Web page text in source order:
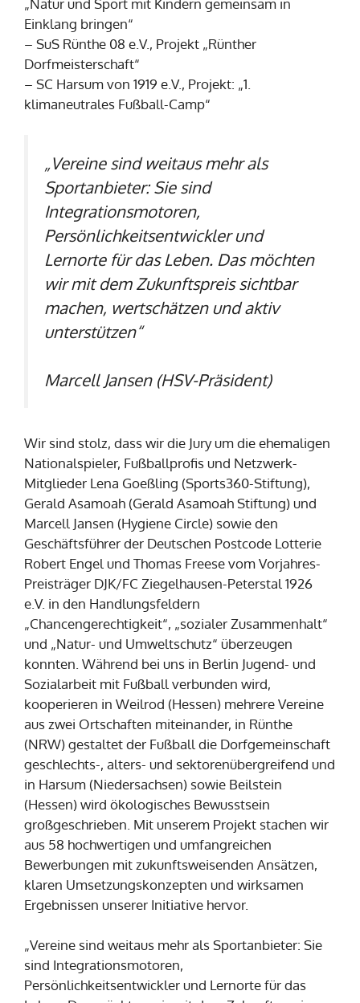
„Natur und Sport mit Kindern gemeinsam in
Einklang bringen“
– SuS Rünthe 08 e.V., Projekt „Rünther
Dorfmeisterschaft“
– SC Harsum von 1919 e.V., Projekt: „1.
klimaneutrales Fußball-Camp“
„Vereine sind weitaus mehr als
Sportanbieter: Sie sind
Integrationsmotoren,
Persönlichkeitsentwickler und
Lernorte für das Leben. Das möchten
wir mit dem Zukunftspreis sichtbar
machen, wertschätzen und aktiv
unterstützen“
Marcell Jansen (HSV-Präsident)
Wir sind stolz, dass wir die Jury um die ehemaligen
Nationalspieler, Fußballprofis und Netzwerk-
Mitglieder Lena Goeßling (Sports360-Stiftung),
Gerald Asamoah (Gerald Asamoah Stiftung) und
Marcell Jansen (Hygiene Circle) sowie den
Geschäftsführer der Deutschen Postcode Lotterie
Robert Engel und Thomas Freese vom Vorjahres-
Preisträger DJK/FC Ziegelhausen-Peterstal 1926
e.V. in den Handlungsfeldern
„Chancengerechtigkeit“, „sozialer Zusammenhalt“
und „Natur- und Umweltschutz“ überzeugen
konnten. Während bei uns in Berlin Jugend- und
Sozialarbeit mit Fußball verbunden wird,
kooperieren in Weilrod (Hessen) mehrere Vereine
aus zwei Ortschaften miteinander, in Rünthe
(NRW) gestaltet der Fußball die Dorfgemeinschaft
geschlechts-, alters- und sektorenübergreifend und
in Harsum (Niedersachsen) sowie Beilstein
(Hessen) wird ökologisches Bewusstsein
großgeschrieben. Mit unserem Projekt stachen wir
aus 58 hochwertigen und umfangreichen
Bewerbungen mit zukunftsweisenden Ansätzen,
klaren Umsetzungskonzepten und wirksamen
Ergebnissen unserer Initiative hervor.
„Vereine sind weitaus mehr als Sportanbieter: Sie
sind Integrationsmotoren,
Persönlichkeitsentwickler und Lernorte für das